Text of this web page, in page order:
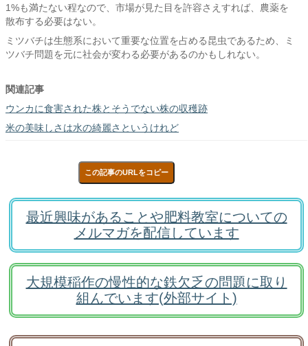
1%も満たない程なので、市場が見た目を許容さえすれば、農薬を
散布する必要はない。
ミツバチは生態系において重要な位置を占める昆虫であるため、ミ
ツバチ問題を元に社会が変わる必要があるのかもしれない。
関連記事
ウンカに食害された株とそうでない株の収穫跡
米の美味しさは水の綺麗さというけれど
この記事のURLをコピー
最近興味があることや肥料教室についての
メルマガを配信しています
大規模稲作の慢性的な鉄欠乏の問題に取り
組んでいます(外部サイト)